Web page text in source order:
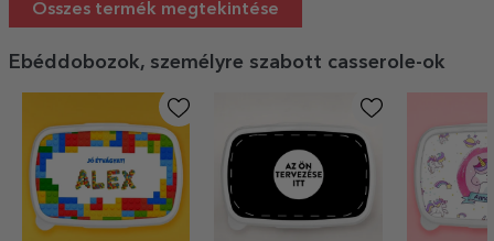
Összes termék megtekintése
Ebéddobozok, személyre szabott casserole-ok